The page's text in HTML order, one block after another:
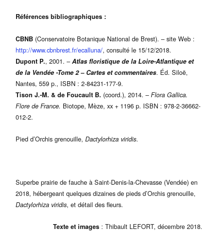
Références bibliographiques :
CBNB (Conservatoire Botanique National de Brest). – site Web :
http://www.cbnbrest.fr/ecalluna/, consulté le 15/12/2018.
Dupont P., 2001. – Atlas floristique de la Loire-Atlantique et
de la Vendée -Tome 2 – Cartes et commentaires. Éd. Siloë,
Nantes, 559 p., ISBN : 2-84231-177-9.
Tison J.-M. & de Foucault B. (coord.), 2014. – Flora Gallica.
Flore de France. Biotope, Mèze, xx + 1196 p. ISBN : 978-2-36662-
012-2.
Pied d’Orchis grenouille, Dactylorhiza viridis.
Superbe prairie de fauche à Saint-Denis-la-Chevasse (Vendée) en
2018, hébergeant quelques dizaines de pieds d’Orchis grenouille,
Dactylorhiza viridis, et détail des fleurs.
Texte et images : Thibault LEFORT, décembre 2018.